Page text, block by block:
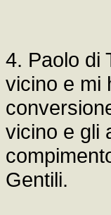
4. Paolo di
vicino e mi
vicino e gli
Gentili.